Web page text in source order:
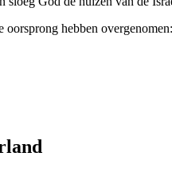
oorsprong hebben overgenomen: